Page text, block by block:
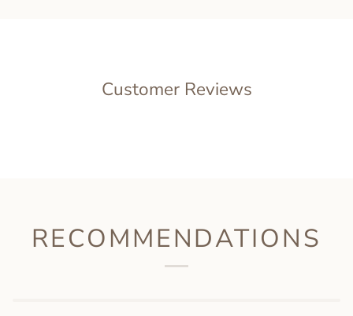
Customer Reviews
RECOMMENDATIONS